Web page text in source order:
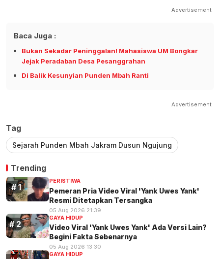
Advertisement
Baca Juga :
Bukan Sekadar Peninggalan! Mahasiswa UM Bongkar
Jejak Peradaban Desa Pesanggrahan
Di Balik Kesunyian Punden Mbah Ranti
Advertisement
Tag
Sejarah Punden Mbah Jakram Dusun Ngujung
Trending
PERISTIWA
Pemeran Pria Video Viral 'Yank Uwes Yank'
Resmi Ditetapkan Tersangka
05 Aug 2026 21:39
GAYA HIDUP
Video Viral 'Yank Uwes Yank' Ada Versi Lain?
Begini Fakta Sebenarnya
05 Aug 2026 13:30
GAYA HIDUP